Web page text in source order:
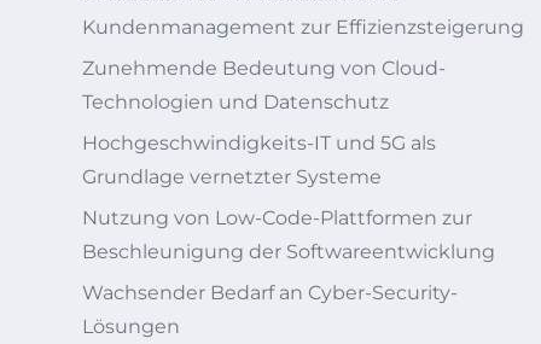
Kundenmanagement zur Effizienzsteigerung
Zunehmende Bedeutung von Cloud-
Technologien und Datenschutz
Hochgeschwindigkeits-IT und 5G als
Grundlage vernetzter Systeme
Nutzung von Low-Code-Plattformen zur
Beschleunigung der Softwareentwicklung
Wachsender Bedarf an Cyber-Security-
Lösungen